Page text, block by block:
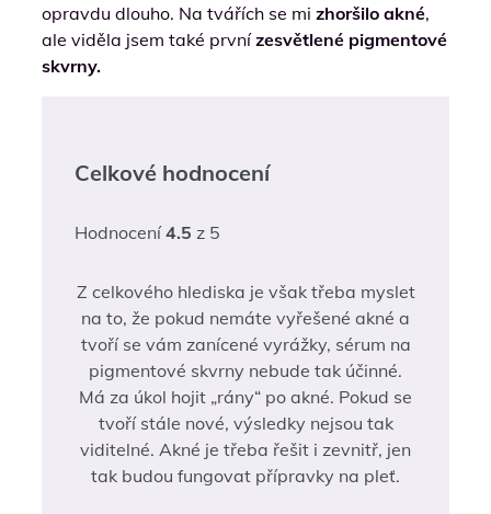
opravdu dlouho. Na tvářích se mi zhoršilo akné,
ale viděla jsem také prvnízesvětlené pigmentové
skvrny.
Celkové hodnocení
Hodnocení4.5 z 5
Z celkového hlediska je však třeba myslet
na to, že pokud nemáte vyřešené akné a
tvoří se vám zanícené vyrážky, sérum na
pigmentové skvrny nebude tak účinné.
Má za úkol hojit „rány“ po akné. Pokud se
tvoří stále nové, výsledky nejsou tak
viditelné. Akné je třeba řešit i zevnitř, jen
tak budou fungovat přípravky na pleť.